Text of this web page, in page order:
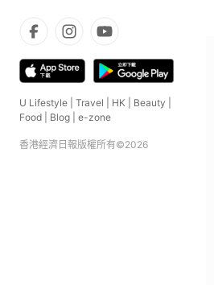
U Lifestyle Travel HK Beauty
Food
Blog e-zone
香港經濟日報版權所有©2026